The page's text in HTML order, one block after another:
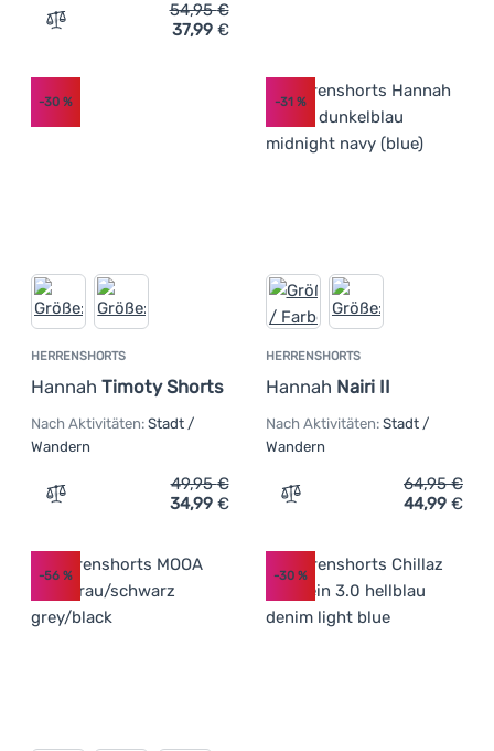
Zum Vergleich 'Herrenshorts Hannah Weid Shorts'
54,95€
37,99 €
HERRENSHORTS
Hannah Timoty Shorts
-30 %
Nach Aktivitäten: Stadt /
Wandern
Zum Vergleich 'Herrenshorts Hannah Timoty Shorts'
49,95€
34,99 €
HERRENSHORTS
Hannah Nairi II
-31%
Nach Aktivitäten: Stadt /
Wandern
Zum Vergleich
64,95€
44,99 €
-56 % -30%